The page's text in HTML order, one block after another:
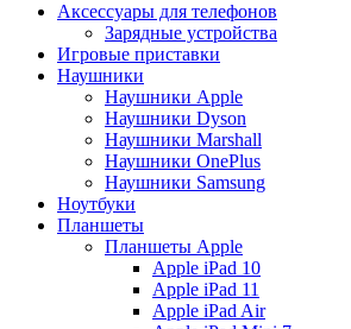
Аксессуары для телефонов
Зарядные устройства
Игровые приставки
Наушники
Наушники Apple
Наушники Dyson
Наушники Marshall
Наушники OnePlus
Наушники Samsung
Ноутбуки
Планшеты
Планшеты Apple
Apple iPad 10
Apple iPad 11
Apple iPad Air